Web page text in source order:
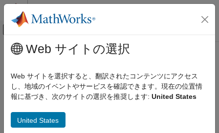
コンテンツへスキップ
オフキャンバス ナビゲーション メ
ドキュメンテーションのホーム
Robotics System Toolbox
Robot Modeling
Robotics System Toolbox
メインコンテンツ
bodyInfo
Import information for body
Syntax
Web サイトの選択
Web サイトを選択すると、翻訳されたコンテンツにアクセス
し、地域のイベントやサービスを確認できます。現在の位置情
報に基づき、次のサイトの選択を推奨します: United States
United States